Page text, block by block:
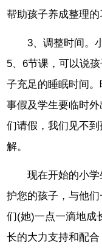
帮助孩子养成整理的
3、调整时间。
5、6节课，可以说
子充足的睡眠时间。
事假及学生要临时
们请假，我们见不
解。
现在开始的小
护您的孩子，与他
们(她)一点一滴地成
长的大力支持和配